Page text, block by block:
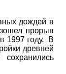
дождей в
прорыв
1997 году. В
древней